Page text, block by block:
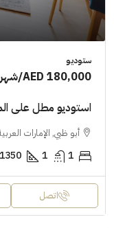
ستوديو
AED 180,000
/
استوديو مطل على
أبو ظبي, الإمارات
1
1
1350
اتصل